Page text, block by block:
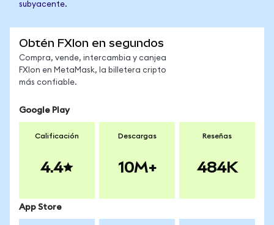
subyacente.
Obtén FXIon en segundos
Compra, vende, intercambia y canjea
FXIon en MetaMask, la billetera cripto
más confiable.
Google Play
Calificación
4.4
Descargas
10M+
Reseñas
484K
App Store